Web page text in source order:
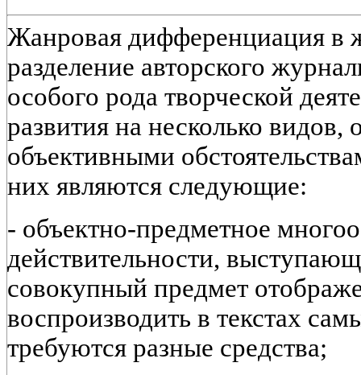
Жанровая дифференциация в
разделение авторского
особого рода творческой
развития на несколько видов,
объективными
них являются следующие:
- объектно-предметное
действительности,
совокупный предмет
воспроизводить в текстах
требуются разные средства;